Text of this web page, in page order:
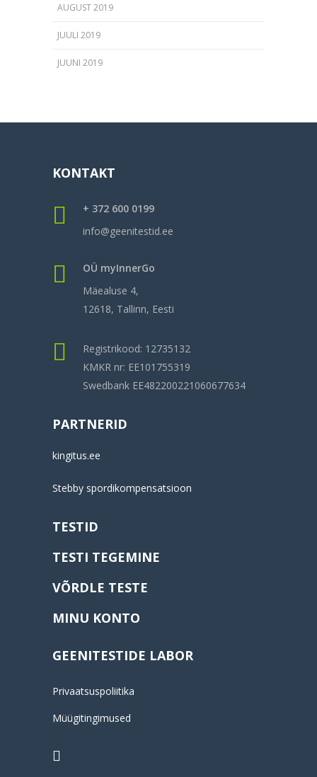
AUGUST 2019
JUULI 2019
JUUNI 2019
KONTAKT
+ 372 600 0199
info@geenitestid.ee
OÜ myInnerGo
Mäealuse 4,
12618, Tallinn, Eesti
Registrikood: 12735132
KMKR nr: EE101755319
Swedbank EE482200221060677634
PARTNERID
kingitus.ee
Stebby spordikompensatsioon
TESTID
TESTI TEGEMINE
VÕRDLE TESTE
MINU KONTO
GEENITESTIDE LABOR
Privaatsuspoliitika
Müügitingimused